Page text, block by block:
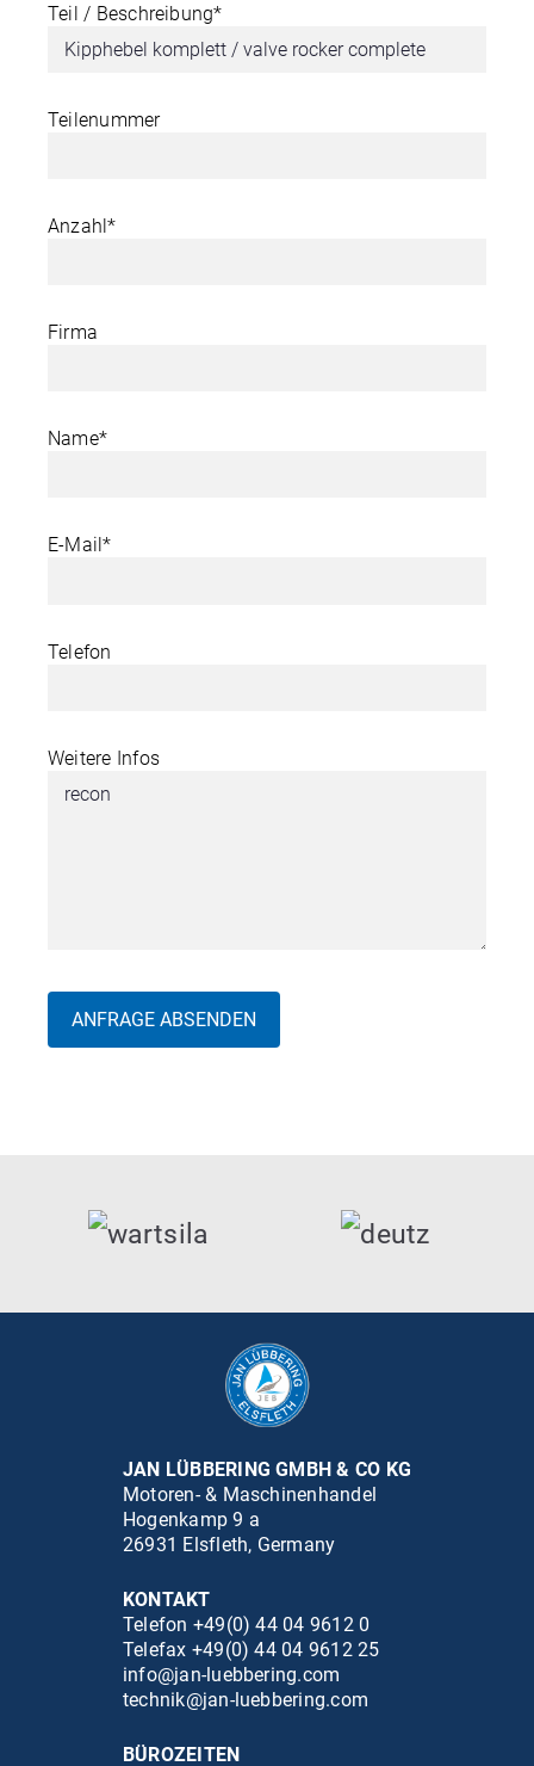
Teil / Beschreibung*
Teilenummer
Anzahl*
Firma
Name*
E-Mail*
Telefon
Weitere Infos
JAN LÜBBERING GMBH & CO KG
Motoren- & Maschinenhandel
Hogenkamp 9 a
26931 Elsfleth, Germany
KONTAKT
Telefon +49(0) 44 04 9612 0
Telefax +49(0) 44 04 9612 25
info@jan-luebbering.com
technik@jan-luebbering.com
BÜROZEITEN